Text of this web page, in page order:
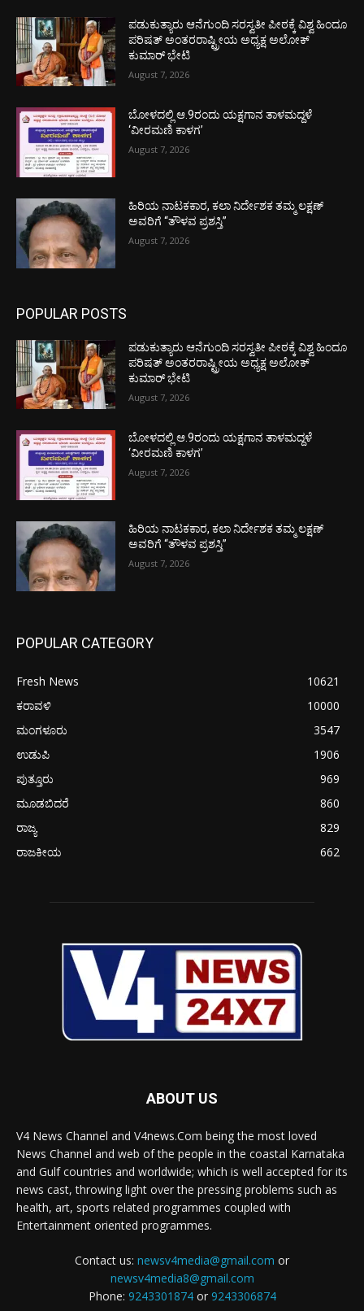
ಪಡುಕುತ್ಯಾರು ಆನೆಗುಂದಿ ಸರಸ್ವತೀ ಪೀಠಕ್ಕೆ ವಿಶ್ವ ಹಿಂದೂ
ಪರಿಷತ್ ಅಂತರರಾಷ್ಟ್ರೀಯ ಅಧ್ಯಕ್ಷ ಅಲೋಕ್
ಕುಮಾರ್ ಭೇಟಿ
August 7, 2026
ಬೋಳದಲ್ಲಿ ಆ.9ರಂದು ಯಕ್ಷಗಾನ ತಾಳಮದ್ದಳೆ
‘ವೀರಮಣಿ ಕಾಳಗ’
August 7, 2026
ಹಿರಿಯ ನಾಟಕಕಾರ, ಕಲಾ ನಿರ್ದೇಶಕ ತಮ್ಮ ಲಕ್ಷಣ್
ಅವರಿಗೆ “ತೌಳವ ಪ್ರಶಸ್ತಿ”
August 7, 2026
POPULAR POSTS
ಪಡುಕುತ್ಯಾರು ಆನೆಗುಂದಿ ಸರಸ್ವತೀ ಪೀಠಕ್ಕೆ ವಿಶ್ವ ಹಿಂದೂ
ಪರಿಷತ್ ಅಂತರರಾಷ್ಟ್ರೀಯ ಅಧ್ಯಕ್ಷ ಅಲೋಕ್
ಕುಮಾರ್ ಭೇಟಿ
August 7, 2026
ಬೋಳದಲ್ಲಿ ಆ.9ರಂದು ಯಕ್ಷಗಾನ ತಾಳಮದ್ದಳೆ
‘ವೀರಮಣಿ ಕಾಳಗ’
August 7, 2026
ಹಿರಿಯ ನಾಟಕಕಾರ, ಕಲಾ ನಿರ್ದೇಶಕ ತಮ್ಮ ಲಕ್ಷಣ್
ಅವರಿಗೆ “ತೌಳವ ಪ್ರಶಸ್ತಿ”
August 7, 2026
POPULAR CATEGORY
Fresh News
10621
ಕರಾವಳಿ
10000
ಮಂಗಳೂರು
3547
ಉಡುಪಿ
1906
ಪುತ್ತೂರು
969
ಮೂಡಬಿದರೆ
860
ರಾಜ್ಯ
829
ರಾಜಕೀಯ
662
ABOUT US
V4 News Channel and V4news.Com being the most loved
News Channel and web of the people in the coastal Karnataka
and Gulf countries and worldwide; which is well accepted for its
news cast, throwing light over the pressing problems such as
health, art, sports related programmes coupled with
Entertainment oriented programmes.
Contact us: newsv4media@gmail.com or
newsv4media8@gmail.com
Phone: 9243301874or 9243306874